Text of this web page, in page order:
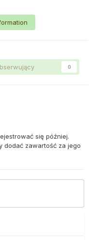
0
się później.
dodać zawartość za jego